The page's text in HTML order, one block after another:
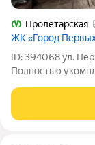
Пролетарская
ЖК «Город
ID: 394068 ул.
Полностью
электрическая
двухкамерный. -